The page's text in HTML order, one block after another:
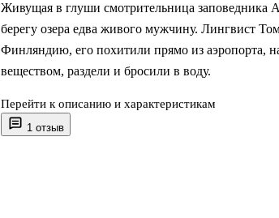
1 отзыв
Живущая в глуши смотрительница заповедника
берегу озера едва живого мужчину. Лингвист
Финляндию, его похитили прямо из аэропорта,
веществом, раздели и бросили в воду.
Айно выхаживает Томаса, и вместе они начинают
пытался его убить. Становится понятно, что
Перейти к описанию и характеристикам